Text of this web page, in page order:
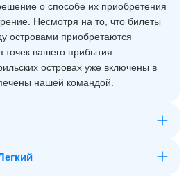
о способе их приобретения
Несмотря на то, что билеты
островами приобретаются
вашего прибытия
островах уже включены в
нашей командой.